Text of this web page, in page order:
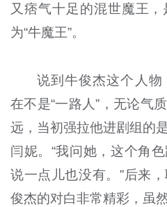
又痞气十足的混世魔王
为“牛魔王”。
说到牛俊杰这个人
在不是“一路人”，无论气
远，当初强拉他进剧组的
闫妮。“我问她，这个角
说一点儿也没有。”后来
俊杰的对白非常精彩，虽